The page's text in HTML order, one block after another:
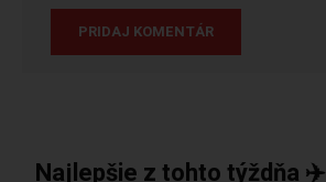
Najlepšie z tohto týždňa ✈️